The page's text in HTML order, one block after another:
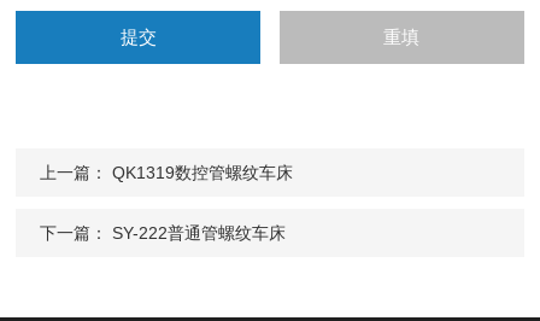
上一篇：QK1319数控管螺纹车床
下一篇： SY-222普通管螺纹车床